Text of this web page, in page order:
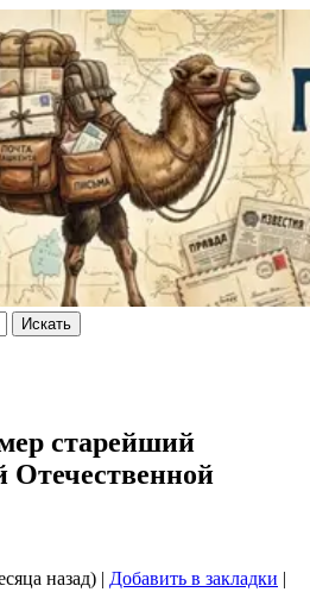
Искать
старейший
Отечественной
назад) | Добавить в закладки |